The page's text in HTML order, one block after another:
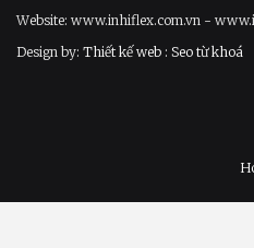
Website: www.inhiflex.com.vn -
Design by: Thiết kế web : Seo từ khoá